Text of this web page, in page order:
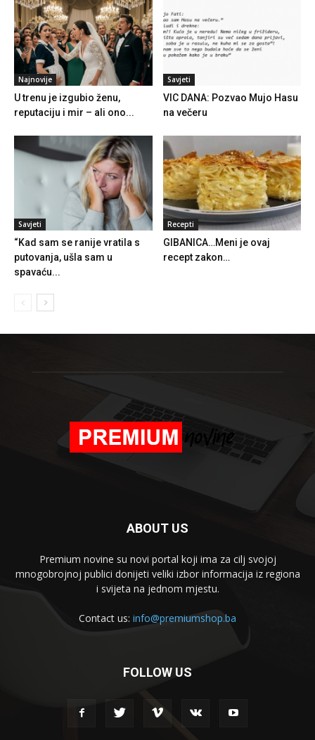
Najnovije
U trenu je izgubio ženu,
reputaciju i mir – ali ono...
Savjeti
VIC DANA: Pozvao Mujo Hasu
na večeru
Savjeti
“Kad sam se ranije vratila s
putovanja, ušla sam u
spavaću...
Recepti
GIBANICA…Meni je ovaj
recept zakon…
ABOUT US
Premium novine su novi portal koji ima za cilj svojoj
mnogobrojnoj publici donijeti veliki izbor informacija iz regiona
i svijeta na jednom mjestu.
Contact us: info@premiumshop.ba
FOLLOW US